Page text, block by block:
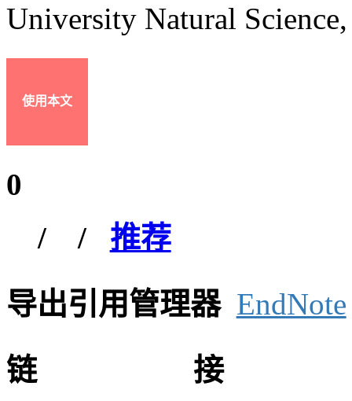
University Natural
使用本文
0
/
/ 推荐
导出引用管理器 EndNote
链